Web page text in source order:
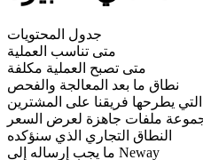
جدول المحتويات
متى تناسب العملية
متى تصبح العملية مكلفة
نطاق ما بعد المعالجة والفحص
التي يطرحها فريقنا على المشترين
ملفات جاهزة لعرض السعر
النطاق التجاري الذي سنؤكده
ما يجب إرساله إلى Neway